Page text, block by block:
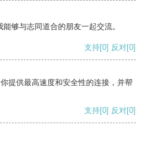
够与志同道合的朋友一起交流。
支持[0] 反对[0]
提供最高速度和安全性的连接，并帮
支持[0] 反对[0]